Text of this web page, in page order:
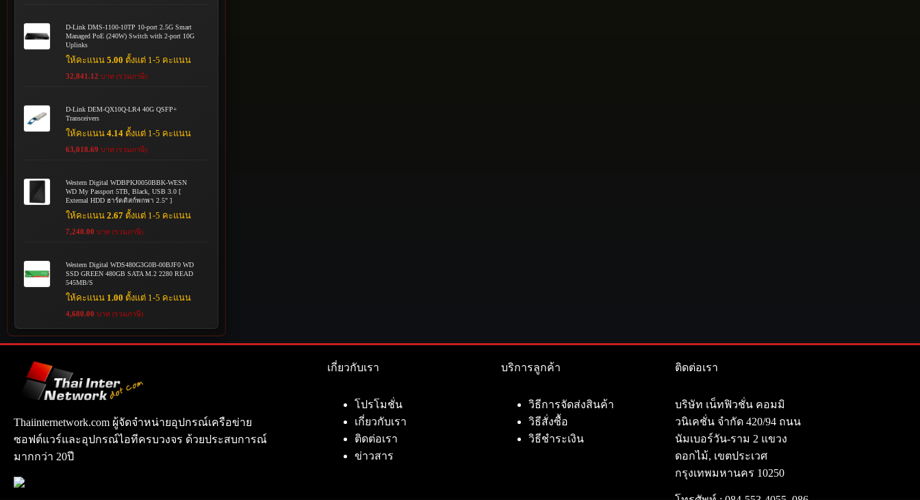
D-Link DMS-1100-10TP 10-port 2.5G Smart
Managed PoE (240W) Switch with 2-port 10G
Uplinks
ให้คะแนน5.00 ตั้งแต่ 1-5 คะแนน
32,841.12 บาท (รวมภาษี)
D-Link DEM-QX10Q-LR4 40G QSFP+
Transceivers
ให้คะแนน4.14 ตั้งแต่ 1-5 คะแนน
63,018.69 บาท (รวมภาษี)
Western Digital WDBPKJ0050BBK-WESN
WD My Passport 5TB, Black, USB 3.0 [
External HDD ฮาร์ดดิสก์พกพา 2.5" ]
ให้คะแนน2.67 ตั้งแต่ 1-5 คะแนน
7,240.00 บาท (รวมภาษี)
Western Digital WDS480G3G0B-00BJF0 WD
SSD GREEN 480GB SATA M.2 2280 READ
545MB/S
ให้คะแนน 1.00 ตั้งแต่ 1-5 คะแนน
4,680.00 บาท (รวมภาษี)
Thaiinternetwork.com ผู้จัดจำหน่ายอุปกรณ์เครือข่าย
ซอฟต์แวร์และอุปกรณ์ไอทีครบวงจร ด้วยประสบการณ์
มากกว่า 20ปี
เกี่ยวกับเรา
โปรโมชั่น
เกี่ยวกับเรา
ติดต่อเรา
ข่าวสาร
บริการลูกค้า
วิธีการจัดส่งสินค้า
วิธีสั่งซื้อ
วิธีชำระเงิน
ติดต่อเรา
บริษัท เน็ทฟิวชั่น คอมมิ
วนิเคชั่น จำกัด 420/94 ถนน
นัมเบอร์วัน-ราม 2 แขวง
ดอกไม้, เขตประเวศ
กรุงเทพมหานคร 10250